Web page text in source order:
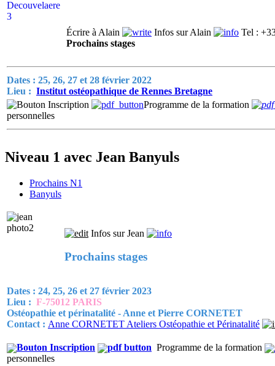
Écrire à Alain Infos sur Alain
Tel :
Prochains stages
Dates : 25, 26, 27 et 28 février 2022
Lieu : Institut ostéopathique de Rennes Bretagne
Programme de la formation
personnelles
Niveau 1 avec Jean Banyuls
Prochains N1
Banyuls
Infos sur Jean
Prochains stages
Dates : 24, 25, 26 et 27 février 2023
Lieu : F-75012 PARIS
Ostéopathie et périnatalité - Anne et Pierre CORNETET
Contact : Anne CORNETET Ateliers Ostéopathie et Périnatalité
Programme de la formation
personnelles